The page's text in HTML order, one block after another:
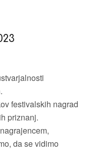
festivalskih nagrad
priznanj.
da se vidimo